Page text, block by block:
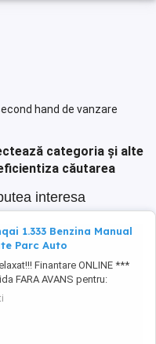
hand de vanzare
categoria și alte
căutarea
interesa
1.333 Benzina Manual
Parc Auto
Finantare ONLINE ***
FARA AVANS pentru:
Juridice Pfa Întreprinderi
de inchidere
fara costuri